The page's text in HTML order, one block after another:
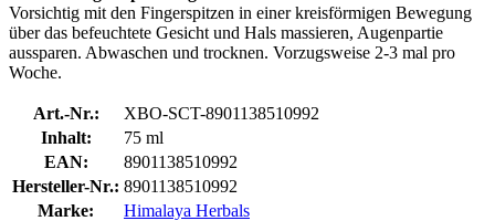
Vorsichtig mit den Fingerspitzen in einer kreisförmigen Bewegung
über das befeuchtete Gesicht und Hals massieren, Augenpartie
aussparen. Abwaschen und trocknen. Vorzugsweise 2-3 mal pro
Woche.
Art.-Nr.:
XBO-SCT-8901138510992
Inhalt:
75 ml
EAN:
8901138510992
Hersteller-Nr.: 8901138510992
Marke:
Himalaya Herbals